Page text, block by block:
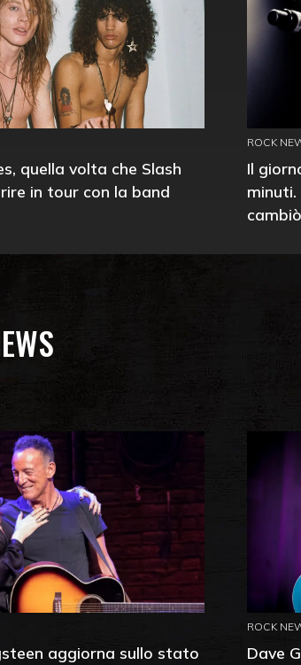
quella volta che Slash
in tour con la band
ROCK
Il
aggiorna sullo stato
ROCK
Dave